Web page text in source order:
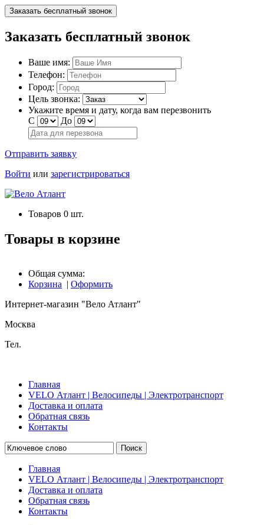
Заказать бесплатный звонок
Заказать бесплатный звонок
Ваше имя:
Телефон:
Город:
Цель звонка:
Укажите время и дату, когда вам перезвонить
С
До
Отправить заявку
Войти или зарегистрироваться
Товаров 0 шт.
Товары в корзине
Общая сумма:
Корзина | Оформить
Интернет-магазин "Вело Атлант"
Москва
Тел.
Главная
VELO Атлант | Велосипеды | Электротранспорт
Доставка и оплата
Обратная связь
Контакты
Поиск
Главная
VELO Атлант | Велосипеды | Электротранспорт
Доставка и оплата
Обратная связь
Контакты